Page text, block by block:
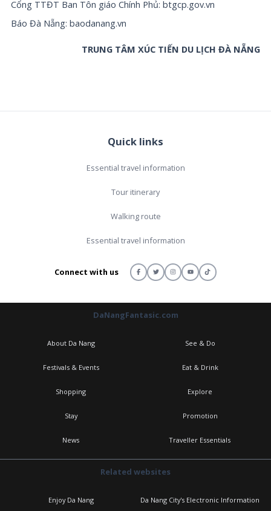
Cổng TTĐT Ban Tôn giáo Chính Phủ: btgcp.gov.vn
Báo Đà Nẵng: baodanang.vn
TRUNG TÂM XÚC TIẾN DU LỊCH ĐÀ NẴNG
Quick links
Essential travel information
Tour itinerary
Walking route
Essential travel information
Connect with us
DaNangFantasic.com
About Da Nang See & Do
Festivals & Events Eat & Drink
Shopping Explore
Stay Promotion
News Traveller Essentials
Related websites
Enjoy Da Nang Da Nang City's Electronic Information